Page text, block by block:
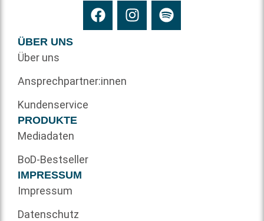
ÜBER UNS
Über uns
Ansprechpartner:innen
Kundenservice
PRODUKTE
Mediadaten
BoD-Bestseller
IMPRESSUM
Impressum
Datenschutz